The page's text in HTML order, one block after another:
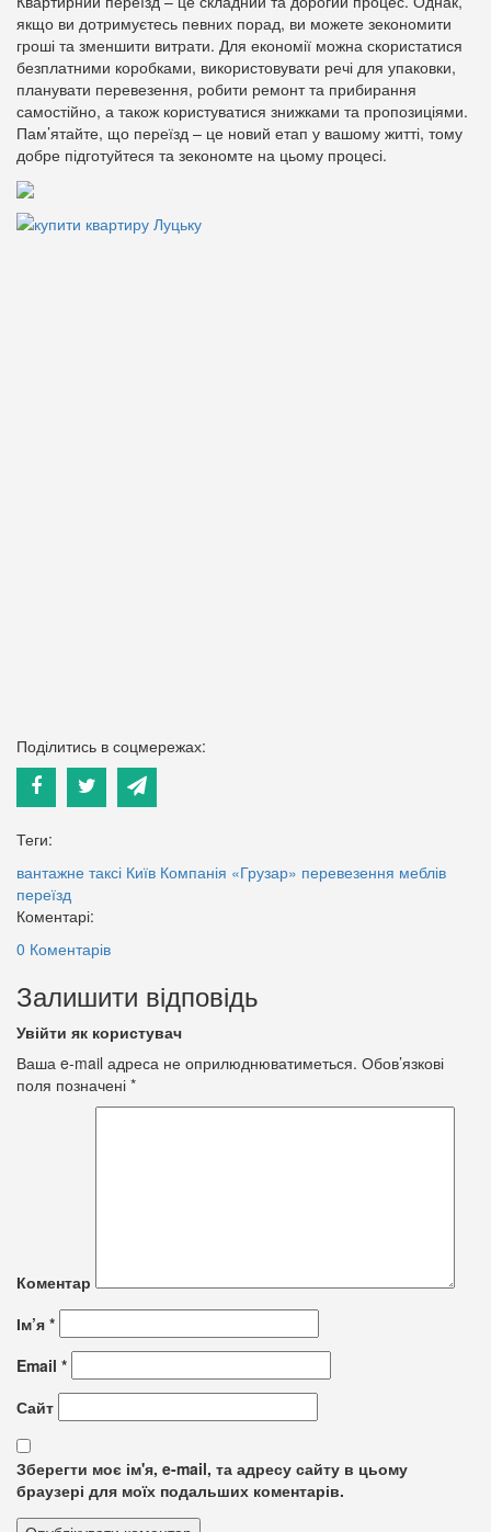
якщо ви дотримуєтесь певних порад, ви можете зекономити
гроші та зменшити витрати. Для економії можна скористатися
безплатними коробками, використовувати речі для упаковки,
планувати перевезення, робити ремонт та прибирання
самостійно, а також користуватися знижками та пропозиціями.
Пам’ятайте, що переїзд – це новий етап у вашому житті, тому
добре підготуйтеся та зекономте на цьому процесі.
Поділитись в соцмережах:
Теги:
вантажне таксі Київ Компанія «Грузар» перевезення меблів
переїзд
Коментарі:
0 Коментарів
Залишити відповідь
Увійти як користувач
Ваша e-mail адреса не оприлюднюватиметься. Обов’язкові
поля позначені *
Коментар
Ім’я *
Email *
Сайт
Зберегти моє ім'я, e-mail, та адресу сайту в цьому
браузері для моїх подальших коментарів.